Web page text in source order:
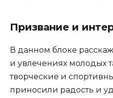
Призвание и
В данном блоке
и увлечениях молодых
творческие и
приносили радость и